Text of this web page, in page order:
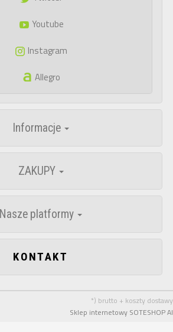
Youtube
Instagram
Allegro
Informacje
ZAKUPY
Nasze platformy
KONTAKT
*) brutto + koszty dostawy
Sklep internetowy SOTESHOP AI